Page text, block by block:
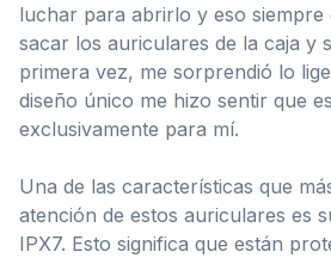
luchar para abrirlo y eso siempre
sacar los auriculares de la caja y
primera vez, me sorprendió lo
diseño único me hizo sentir que
exclusivamente para mí.
Una de las características que
atención de estos auriculares es
IPX7. Esto significa que están